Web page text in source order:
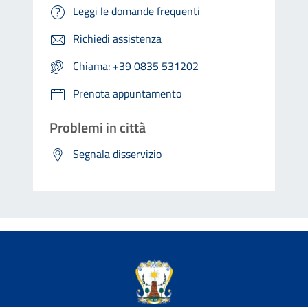
Leggi le domande frequenti
Richiedi assistenza
Chiama: +39 0835 531202
Prenota appuntamento
Problemi in città
Segnala disservizio